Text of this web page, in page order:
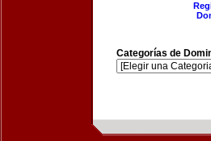
Categorías de